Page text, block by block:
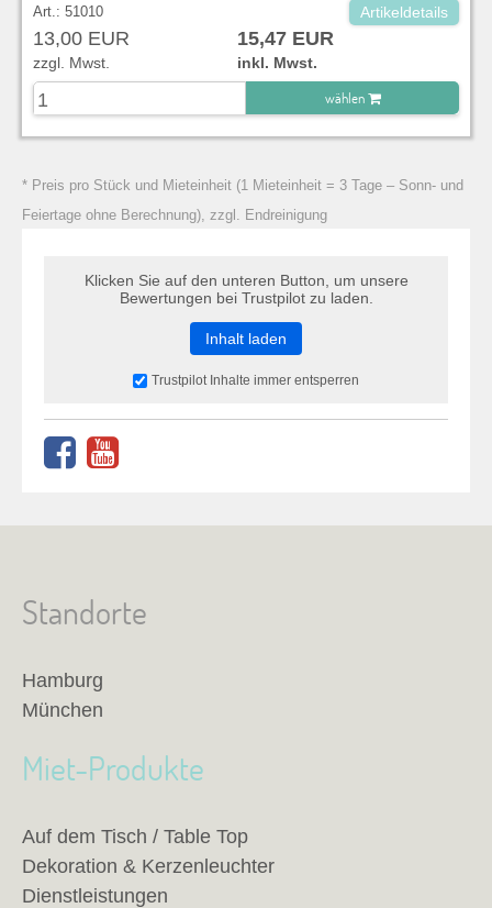
Art.: 51010 Artikeldetails
13,00 EUR 15,47 EUR
zzgl. Mwst.
inkl. Mwst.
wählen
* Preis pro Stück und Mieteinheit (1 Mieteinheit = 3 Tage – Sonn- und
Feiertage ohne Berechnung), zzgl. Endreinigung
Klicken Sie auf den unteren Button, um unsere
Bewertungen bei Trustpilot zu laden.
Inhalt laden
Trustpilot Inhalte immer entsperren
Standorte
Hamburg
München
Miet-Produkte
Auf dem Tisch / Table Top
Dekoration & Kerzenleuchter
Dienstleistungen